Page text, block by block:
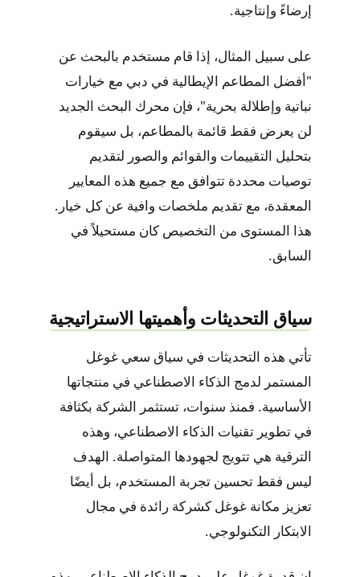
إرضاءً وإنتاجية.
على سبيل المثال، إذا قام مستخدم بالبحث عن
"أفضل المطاعم الإيطالية في دبي مع خيارات
نباتية وإطلالة بحرية"، فإن محرك البحث الجديد
لن يعرض فقط قائمة بالمطاعم، بل سيقوم
بتحليل التقييمات والقوائم والصور لتقديم
توصيات محددة تتوافق مع جميع هذه المعايير
المعقدة، مع تقديم ملخصات وافية عن كل خيار.
هذا المستوى من التخصيص كان مستحيلاً في
السابق.
سياق التحديثات وأهميتها الاستراتيجية
تأتي هذه التحديثات في سياق سعي غوغل
المستمر لدمج الذكاء الاصطناعي في منتجاتها
الأساسية. فمنذ سنوات، تستثمر الشركة بكثافة
في تطوير تقنيات الذكاء الاصطناعي، وهذه
الترقية هي تتويج لجهودها المتواصلة. الهدف
ليس فقط تحسين تجربة المستخدم، بل أيضًا
تعزيز مكانة غوغل كشركة رائدة في مجال
الابتكار التكنولوجي.